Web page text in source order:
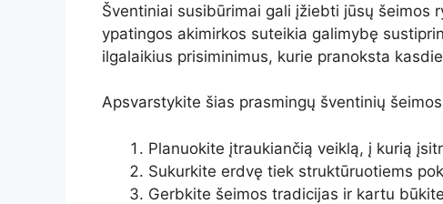
Šventiniai susibūrimai gali įžiebti jūsų šeimos
ypatingos akimirkos suteikia galimybę
ilgalaikius prisiminimus, kurie pranoksta
Apsvarstykite šias prasmingų šventinių
Planuokite įtraukiančią veiklą, į kurią
Sukurkite erdvę tiek struktūruotiems
Gerbkite šeimos tradicijas ir kartu